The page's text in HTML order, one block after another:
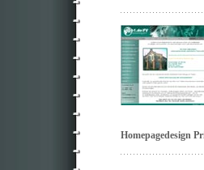
Homepagedesign